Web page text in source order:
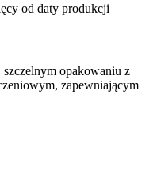
od daty produkcji
opakowaniu z
zapewniającym